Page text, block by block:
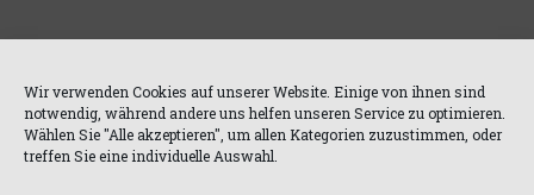
Wir verwenden Cookies auf unserer Website. Einige von ihnen sind
notwendig, während andere uns helfen unseren Service zu optimieren.
Wählen Sie "Alle akzeptieren", um allen Kategorien zuzustimmen, oder
treffen Sie eine individuelle Auswahl.
MENÜ